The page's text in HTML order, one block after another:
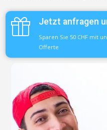
Jetzt anfragen
Sparen Sie 50 CHF mit
Offerte